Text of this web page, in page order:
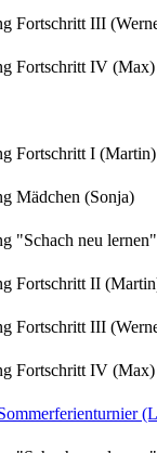
Fortschritt III
Fortschritt IV (Max)
Fortschritt I (Martin)
Mädchen (Sonja)
"Schach neu
Fortschritt II
Fortschritt III
Fortschritt IV (Max)